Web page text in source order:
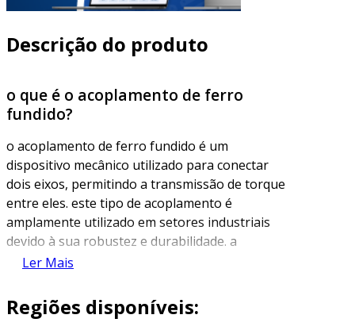
Descrição do produto
o que é o acoplamento de ferro
fundido?
o acoplamento de ferro fundido é um
dispositivo mecânico utilizado para conectar
dois eixos, permitindo a transmissão de torque
entre eles. este tipo de acoplamento é
amplamente utilizado em setores industriais
devido à sua robustez e durabilidade. a
principal função do acoplamento é alinhar os
equipamentos conectados.
Ler Mais
Regiões disponíveis: